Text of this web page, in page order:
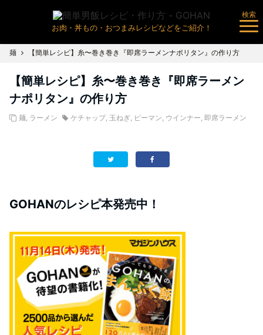
お肉・丼もの・おつまみレシピなどをご紹介！
検索
麺 【簡単レシピ】糸〜巻き巻き『即席ラーメンナポリタン』の作り方
【簡単レシピ】糸〜巻き巻き『即席ラーメン
ナポリタン』の作り方
麺, ラーメン ケチャップ, 玉ねぎ, ピーマン, ウインナー, 即席ラーメン
GOHANのレシピ本発売中！